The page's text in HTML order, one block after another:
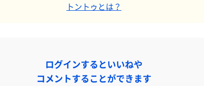
トントゥとは？
ログインするといいねや
コメントすることができます